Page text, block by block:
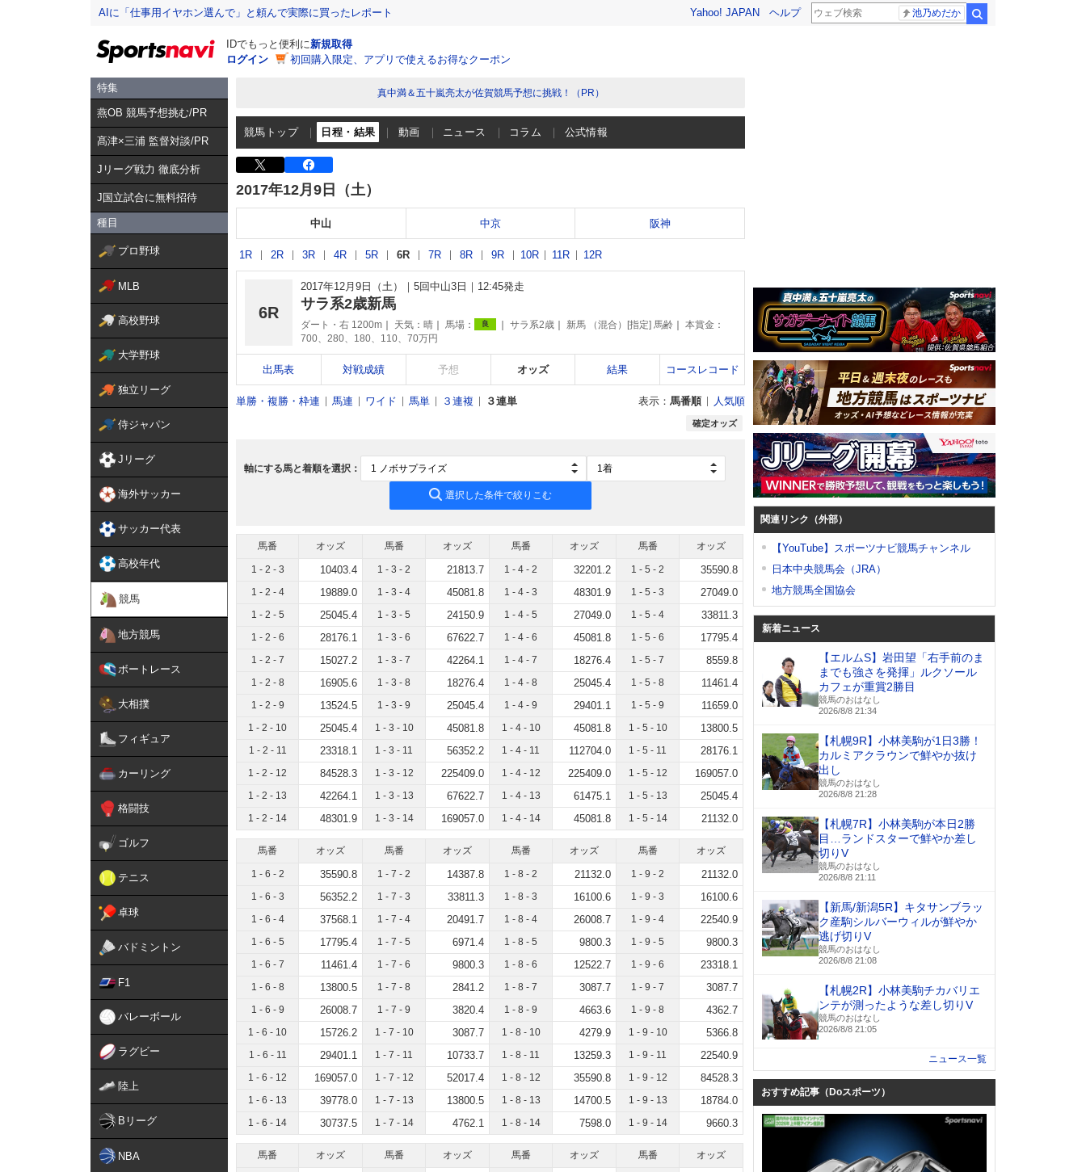
AIに「仕事用イヤホン選んで」と頼んで実際に買ったレポート Yahoo! JAPAN ヘルプ 池乃めだか
IDでもっと便利に新規取得
ログイン
初回購入限定、アプリで使えるお得なクーポン
特集
燕OB 競馬予想挑む/PR
髙津×三浦 監督対談/PR
Jリーグ戦力 徹底分析
J国立試合に無料招待
種目
プロ野球
MLB
高校野球
大学野球
独立リーグ
侍ジャパン
Jリーグ
海外サッカー
サッカー代表
高校年代
競馬
地方競馬
ボートレース
大相撲
フィギュア
カーリング
格闘技
ゴルフ
テニス
卓球
バドミントン
F1
バレーボール
ラグビー
陸上
Bリーグ
NBA
真中満＆五十嵐亮太が佐賀競馬予想に挑戦！（PR）
競馬トップ 日程・結果 動画 ニュース コラム 公式情報
2017年12月9日（土）
中山 中京 阪神
1R 2R 3R 4R 5R 6R 7R 8R 9R 10R 11R 12R
6R
2017年12月9日（土） 5回中山3日 12:45発走
サラ系2歳新馬
ダート・右 1200m 天気： 晴 馬場： 良 サラ系2歳 新馬 （混合）[指定] 馬齢
本賞金：
700、280、180、110、70万円
出馬表 対戦成績 予想 オッズ 結果 コースレコード
単勝・複勝・枠連 馬連 ワイド 馬単 ３連複 ３連単 表示： 馬番順 人気順
確定オッズ
軸にする馬と着順を選択：
選択した条件で絞りこむ
馬番 オッズ
1 - 2 - 3 10403.4
1 - 2 - 4 19889.0
1 - 2 - 5 25045.4
1 - 2 - 6 28176.1
1 - 2 - 7 15027.2
1 - 2 - 8 16905.6
1 - 2 - 9 13524.5
1 - 2 - 10 25045.4
1 - 2 - 11 23318.1
1 - 2 - 12 84528.3
1 - 2 - 13 42264.1
1 - 2 - 14 48301.9
馬番 オッズ
1 - 3 - 2 21813.7
1 - 3 - 4 45081.8
1 - 3 - 5 24150.9
1 - 3 - 6 67622.7
1 - 3 - 7 42264.1
1 - 3 - 8 18276.4
1 - 3 - 9 25045.4
1 - 3 - 10 45081.8
1 - 3 - 11 56352.2
1 - 3 - 12 225409.0
1 - 3 - 13 67622.7
1 - 3 - 14 169057.0
馬番 オッズ
1 - 4 - 2 32201.2
1 - 4 - 3 48301.9
1 - 4 - 5 27049.0
1 - 4 - 6 45081.8
1 - 4 - 7 18276.4
1 - 4 - 8 25045.4
1 - 4 - 9 29401.1
1 - 4 - 10 45081.8
1 - 4 - 11 112704.0
1 - 4 - 12 225409.0
1 - 4 - 13 61475.1
1 - 4 - 14 45081.8
馬番 オッズ
1 - 5 - 2 35590.8
1 - 5 - 3 27049.0
1 - 5 - 4 33811.3
1 - 5 - 6 17795.4
1 - 5 - 7 8559.8
1 - 5 - 8 11461.4
1 - 5 - 9 11659.0
1 - 5 - 10 13800.5
1 - 5 - 11 28176.1
1 - 5 - 12 169057.0
1 - 5 - 13 25045.4
1 - 5 - 14 21132.0
馬番 オッズ
1 - 6 - 2 35590.8
1 - 6 - 3 56352.2
1 - 6 - 4 37568.1
1 - 6 - 5 17795.4
1 - 6 - 7 11461.4
1 - 6 - 8 13800.5
1 - 6 - 9 26008.7
1 - 6 - 10 15726.2
1 - 6 - 11 29401.1
1 - 6 - 12 169057.0
1 - 6 - 13 39778.0
1 - 6 - 14 30737.5
馬番 オッズ
1 - 7 - 2 14387.8
1 - 7 - 3 33811.3
1 - 7 - 4 20491.7
1 - 7 - 5 6971.4
1 - 7 - 6 9800.3
1 - 7 - 8 2841.2
1 - 7 - 9 3820.4
1 - 7 - 10 3087.7
1 - 7 - 11 10733.7
1 - 7 - 12 52017.4
1 - 7 - 13 13800.5
1 - 7 - 14 4762.1
馬番 オッズ
1 - 8 - 2 21132.0
1 - 8 - 3 16100.6
1 - 8 - 4 26008.7
1 - 8 - 5 9800.3
1 - 8 - 6 12522.7
1 - 8 - 7 3087.7
1 - 8 - 9 4663.6
1 - 8 - 10 4279.9
1 - 8 - 11 13259.3
1 - 8 - 12 35590.8
1 - 8 - 13 14700.5
1 - 8 - 14 7598.0
馬番 オッズ
1 - 9 - 2 21132.0
1 - 9 - 3 16100.6
1 - 9 - 4 22540.9
1 - 9 - 5 9800.3
1 - 9 - 6 23318.1
1 - 9 - 7 3087.7
1 - 9 - 8 4362.7
1 - 9 - 10 5366.8
1 - 9 - 11 22540.9
1 - 9 - 12 84528.3
1 - 9 - 13 18784.0
1 - 9 - 14 9660.3
馬番 オッズ 馬番 オッズ 馬番 オッズ 馬番 オッズ
関連リンク（外部）
【YouTube】スポーツナビ競馬チャンネル
日本中央競馬会（JRA）
地方競馬全国協会
新着ニュース
【エルムS】岩田望「右手前のま
までも強さを発揮」ルクソール
カフェが重賞2勝目
競馬のおはなし
2026/8/8 21:34
【札幌9R】小林美駒が1日3勝！
カルミアクラウンで鮮やか抜け
出し
競馬のおはなし
2026/8/8 21:28
【札幌7R】小林美駒が本日2勝
目…ランドスターで鮮やか差し
切りV
競馬のおはなし
2026/8/8 21:11
【新馬/新潟5R】キタサンブラッ
ク産駒シルバーウィルが鮮やか
逃げ切りV
競馬のおはなし
2026/8/8 21:08
【札幌2R】小林美駒チカバリエ
ンテが測ったような差し切りV
競馬のおはなし
2026/8/8 21:05
ニュース一覧
おすすめ記事（Doスポーツ）